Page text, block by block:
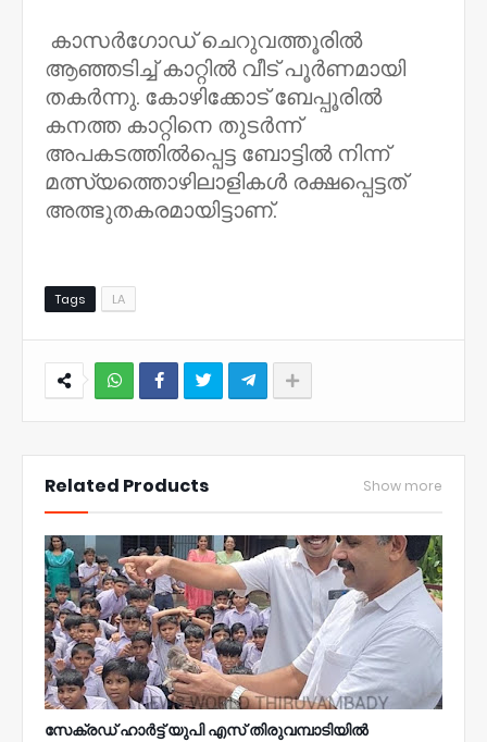
കാസർഗോഡ് ചെറുവത്തൂരിൽ
ആഞ്ഞടിച്ച് കാറ്റിൽ വീട് പൂർണമായി
തകർന്നു. കോഴിക്കോട് ബേപ്പൂരിൽ
കനത്ത കാറ്റിനെ തുടർന്ന്
അപകടത്തിൽപ്പെട്ട ബോട്ടിൽ നിന്ന്
മത്സ്യത്തൊഴിലാളികൾ രക്ഷപ്പെട്ടത്
അത്ഭുതകരമായിട്ടാണ്.
Tags LA
Related Products Show more
സേക്രഡ് ഹാർട്ട് യുപി എസ് തിരുവമ്പാടിയിൽ